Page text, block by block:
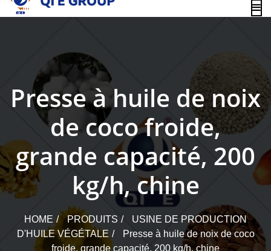
content
Presse à huile de noix
de coco froide,
grande capacité, 200
kg/h, chine
HOME PRODUITS
USINE DE PRODUCTION
D'HUILE VÉGÉTALE
Presse à huile de noix de coco
froide, grande capacité, 200 kg/h, chine